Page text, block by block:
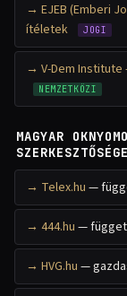
EJEB (Emberi
ítéletek
JOGI
V-Dem
NEMZETKÖZI
MAGYAR
Telex.hu —
444.hu —
HVG.hu —